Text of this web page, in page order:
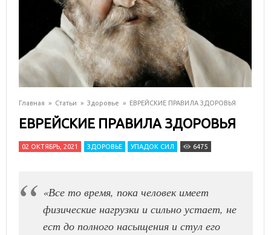
Главная » Статьи » Здоровье » ЕВРЕЙСКИЕ ПРАВИЛА ЗДОРОВЬЯ
ЕВРЕЙСКИЕ ПРАВИЛА ЗДОРОВЬЯ
02 ОКТЯБРЬ, 2021 ЗДОРОВЬЕ УПАДОК СИЛ 6475
«Все то время, пока человек имеет
физические нагрузки и сильно устает, не
ест до полного насыщения и стул его